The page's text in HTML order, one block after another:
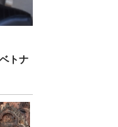
トナ